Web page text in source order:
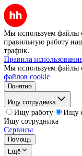
Мы используем файлы
правильную работу
трафик.
Правила
Мы используем файлы
файлов cookie
Понятно
Ищу сотрудника
Ищу работу
Ищу
Ищу сотрудника
Сервисы
Помощь
Ещё